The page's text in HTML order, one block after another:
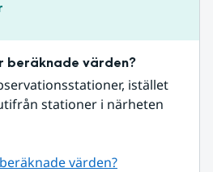
beräknade värden?
istället
stationer i närheten
värden?